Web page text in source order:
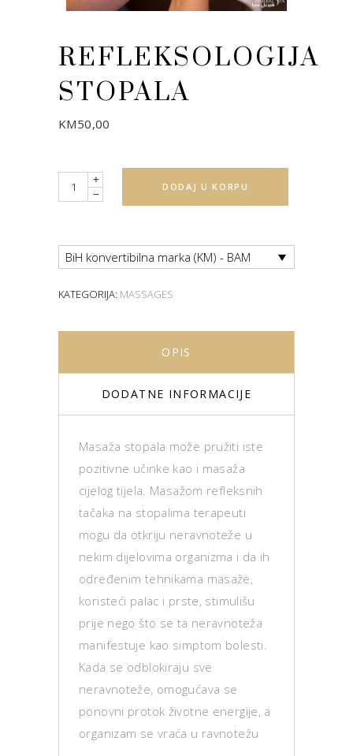
REFLEKSOLOGIJA
STOPALA
KM50,00
Quantity DODAJ U KORPU
BiH konvertibilna marka (KM) - BAM
KATEGORIJA: MASSAGES
OPIS
DODATNE INFORMACIJE
Masaža stopala može pružiti iste
pozitivne učinke kao i masaža
cijelog tijela. Masažom refleksnih
tačaka na stopalima terapeuti
mogu da otkriju neravnoteže u
nekim dijelovima organizma i da ih
određenim tehnikama masaže,
koristeći palac i prste, stimulišu
prije nego što se ta neravnoteža
manifestuje kao simptom bolesti.
Kada se odblokiraju sve
neravnoteže, omogućava se
ponovni protok životne energije, a
organizam se vraća u ravnotežu